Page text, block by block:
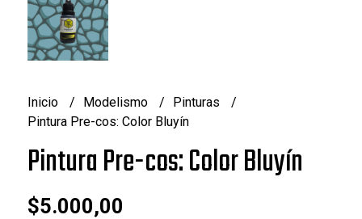
Inicio Modelismo
Pinturas
Pintura Pre-cos: Color Bluyín
Pintura Pre-cos: Color Bluyín
$5.000,00